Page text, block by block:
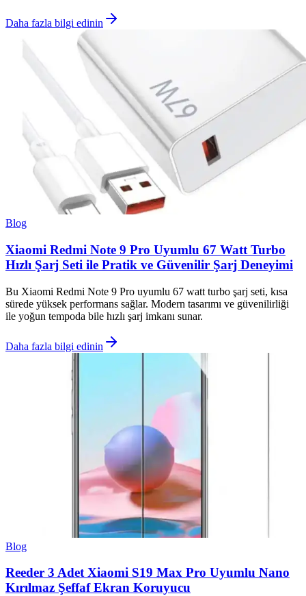
Daha fazla bilgi edinin
Blog
Xiaomi Redmi Note 9 Pro Uyumlu 67 Watt Turbo
Hızlı Şarj Seti ile Pratik ve Güvenilir Şarj Deneyimi
Bu Xiaomi Redmi Note 9 Pro uyumlu 67 watt turbo şarj seti, kısa
sürede yüksek performans sağlar. Modern tasarımı ve güvenilirliği
ile yoğun tempoda bile hızlı şarj imkanı sunar.
Daha fazla bilgi edinin
Blog
Reeder 3 Adet Xiaomi S19 Max Pro Uyumlu Nano
Kırılmaz Şeffaf Ekran Koruyucu